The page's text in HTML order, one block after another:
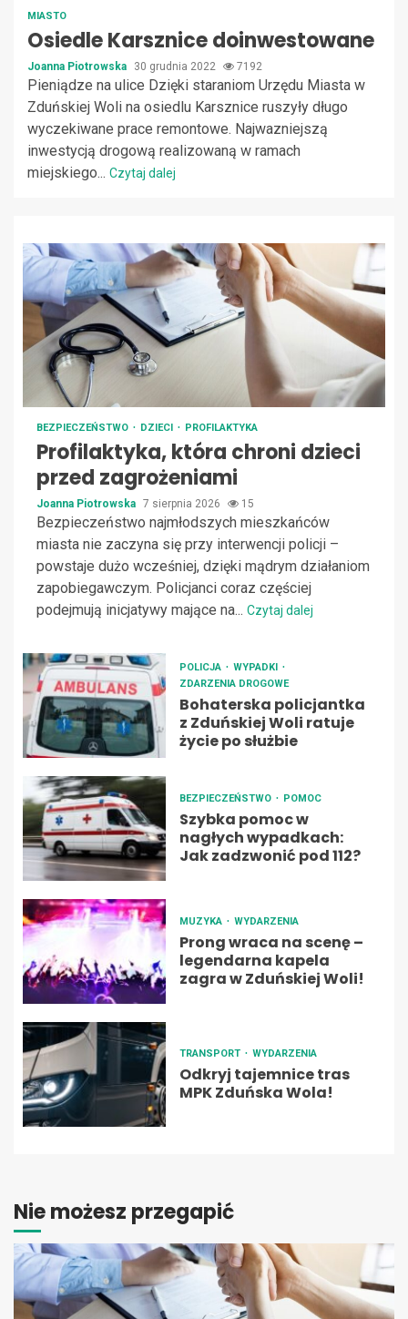
MIASTO
Osiedle Karsznice doinwestowane
Joanna Piotrowska 30 grudnia 2022 7192
Pieniądze na ulice Dzięki staraniom Urzędu Miasta w
Zduńskiej Woli na osiedlu Karsznice ruszyły długo
wyczekiwane prace remontowe. Najwazniejszą
inwestycją drogową realizowaną w ramach
miejskiego... Czytaj dalej
BEZPIECZEŃSTWO DZIECI PROFILAKTYKA
Profilaktyka, która chroni dzieci
przed zagrożeniami
Joanna Piotrowska 7 sierpnia 2026 15
Bezpieczeństwo najmłodszych mieszkańców
miasta nie zaczyna się przy interwencji policji –
powstaje dużo wcześniej, dzięki mądrym działaniom
zapobiegawczym. Policjanci coraz częściej
podejmują inicjatywy mające na... Czytaj dalej
POLICJA
WYPADKI
ZDARZENIA DROGOWE
Bohaterska policjantka
z Zduńskiej Woli ratuje
życie po służbie
BEZPIECZEŃSTWO POMOC
Szybka pomoc w
nagłych wypadkach:
Jak zadzwonić pod 112?
MUZYKA WYDARZENIA
Prong wraca na scenę –
legendarna kapela
zagra w Zduńskiej Woli!
TRANSPORT WYDARZENIA
Odkryj tajemnice tras
MPK Zduńska Wola!
Nie możesz przegapić